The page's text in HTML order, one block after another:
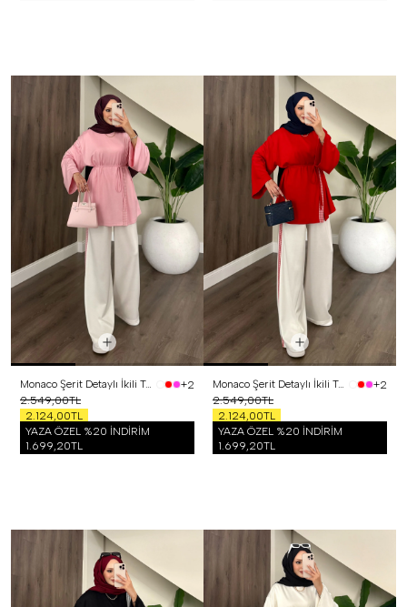
Monaco Şerit Detaylı İkili Takım Pembe
+2
2.549,00TL
2.124,00TL
YAZA ÖZEL %20 İNDİRİM
1.699,20TL
Monaco Şerit Detaylı İkili Takım Kırmızı
+2
2.549,00TL
2.124,00TL
YAZA ÖZEL %20 İNDİRİM
1.699,20TL